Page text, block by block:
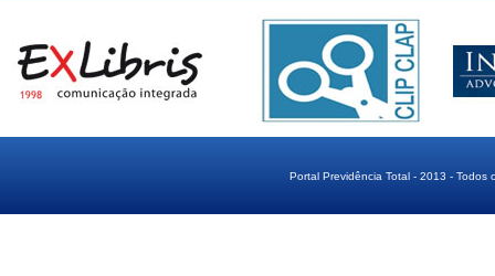
Portal Previdência Total - 2013 - Todos